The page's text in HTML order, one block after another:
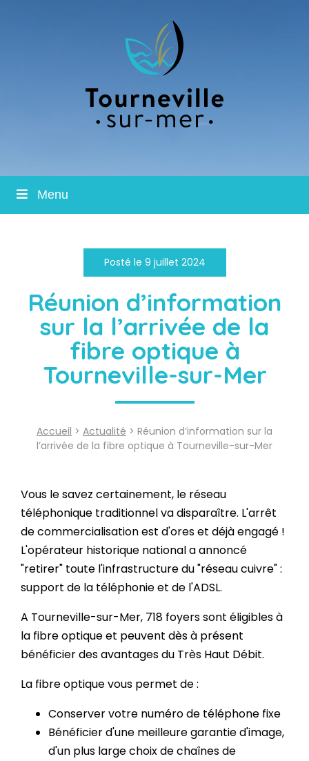
Menu
Posté le 9 juillet 2024
Réunion d’information
sur la l’arrivée de la
fibre optique à
Tourneville-sur-Mer
Accueil > Actualité > Réunion d’information sur la
l’arrivée de la fibre optique à Tourneville-sur-Mer
Vous le savez certainement, le réseau
téléphonique traditionnel va disparaître. L'arrêt
de commercialisation est d'ores et déjà engagé !
L'opérateur historique national a annoncé
"retirer" toute l'infrastructure du "réseau cuivre" :
support de la téléphonie et de l'ADSL.
A Tourneville-sur-Mer, 718 foyers sont éligibles à
la fibre optique et peuvent dès à présent
bénéficier des avantages du Très Haut Débit.
La fibre optique vous permet de :
Conserver votre numéro de téléphone fixe
Bénéficier d'une meilleure garantie d'image,
d'un plus large choix de chaînes de